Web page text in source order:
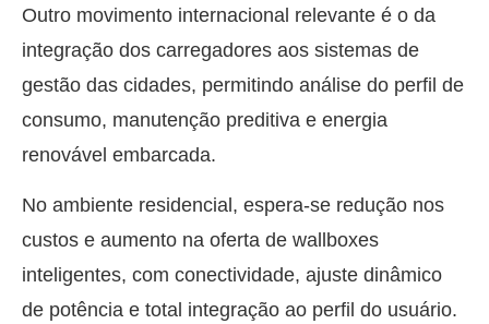
Outro movimento internacional relevante é o da
integração dos carregadores aos sistemas de
gestão das cidades, permitindo análise do perfil de
consumo, manutenção preditiva e energia
renovável embarcada.
No ambiente residencial, espera-se redução nos
custos e aumento na oferta de wallboxes
inteligentes, com conectividade, ajuste dinâmico
de potência e total integração ao perfil do usuário.